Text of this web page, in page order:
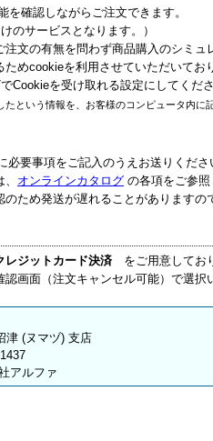
を確認しながらご注文できます。
のサービスとなります。）
文の有無を問わず商品購入のシミュ
めcookieを利用させていただいてお
Cookieを受け取れる設定にしてくだ
という情報を、お客様のコンピュータ内に
必要事項をご記入のうえお送りくださ
オンラインカタログ の各項をご参
ため発送が遅れることがありますの
レジットカード決済 をご用意してお
画面（注文キャンセル可能）で選択
津 (ヌマヅ) 支店
アルファ